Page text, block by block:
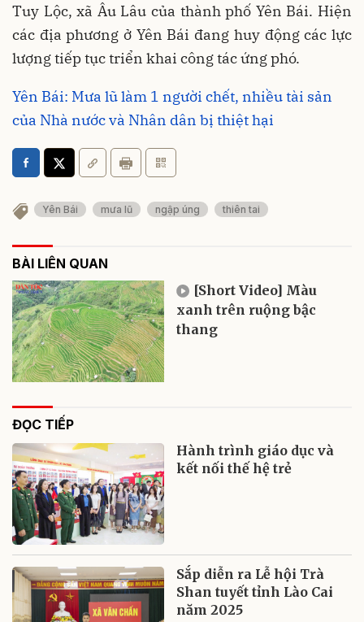
Tuy Lộc, xã Âu Lâu của thành phố Yên Bái. Hiện
các địa phương ở Yên Bái đang huy động các lực
lượng tiếp tục triển khai công tác ứng phó.
Yên Bái: Mưa lũ làm 1 người chết, nhiều tài sản
của Nhà nước và Nhân dân bị thiệt hại
Yên Bái mưa lũ ngập úng thiên tai
BÀI LIÊN QUAN
[Short Video] Màu
xanh trên ruộng bậc
thang
ĐỌC TIẾP
Hành trình giáo dục và
kết nối thế hệ trẻ
Sắp diễn ra Lễ hội Trà
Shan tuyết tỉnh Lào Cai
năm 2025